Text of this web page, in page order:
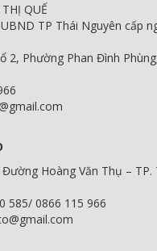
QUẾ
TP Thái Nguyên cấp
2, Phường Phan Đình
Đường Hoàng Văn Thụ – TP.
585/ 0866 115 966